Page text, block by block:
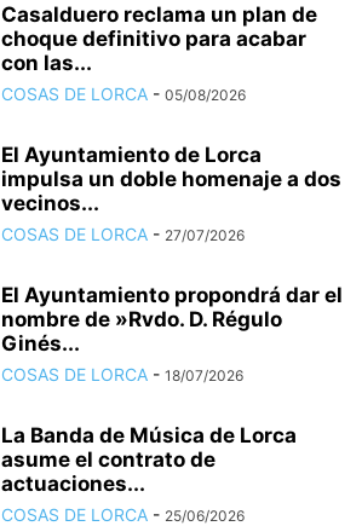
Casalduero reclama un plan de
choque definitivo para acabar
con las...
COSAS DE LORCA - 05/08/2026
El Ayuntamiento de Lorca
impulsa un doble homenaje a dos
vecinos...
COSAS DE LORCA - 27/07/2026
El Ayuntamiento propondrá dar el
nombre de »Rvdo. D. Régulo
Ginés...
COSAS DE LORCA - 18/07/2026
La Banda de Música de Lorca
asume el contrato de
actuaciones...
COSAS DE LORCA - 25/06/2026